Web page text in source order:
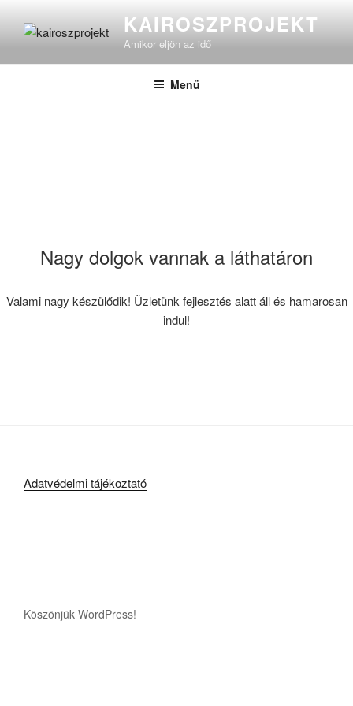
KAIROSZPROJEKT
Amikor eljön az idő
Menü
Nagy dolgok vannak a láthatáron
Valami nagy készülődik! Üzletünk fejlesztés alatt áll és hamarosan
indul!
Adatvédelmi tájékoztató
Köszönjük WordPress!